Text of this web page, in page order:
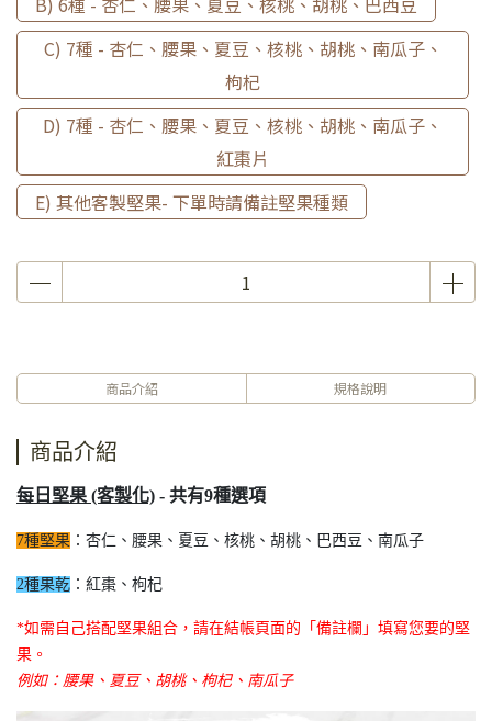
C) 7種 - 杏仁、腰果、夏豆、核桃、胡桃、南瓜子、
枸杞
D) 7種 - 杏仁、腰果、夏豆、核桃、胡桃、南瓜子、
紅棗片
E) 其他客製堅果- 下單時請備註堅果種類
商品介紹 規格說明
商品介紹
每日堅果 (客製化) - 共有9種選項
7種堅果 ：杏仁、腰果、夏豆、核桃、胡桃、巴西豆、南瓜子
2種果乾 ：紅棗、枸杞
*如需自己搭配堅果組合，請在結帳頁面的「備註欄」填寫您要的堅
果。
例如：腰果、夏豆、胡桃、枸杞、南瓜子